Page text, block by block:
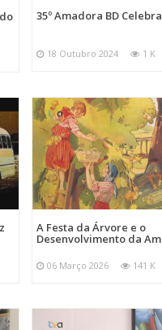
35º Amadora BD
18 Outubro 2024 1 K
A Festa da Árvore e o
Desenvolvimento da
06 Março 2026 141 K